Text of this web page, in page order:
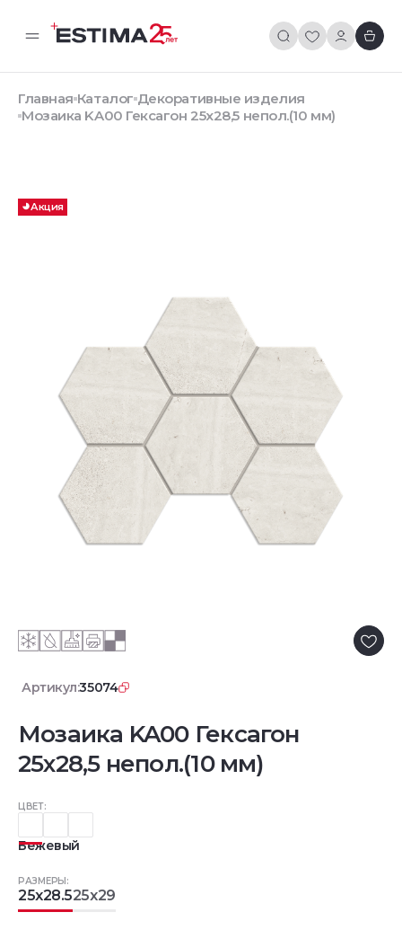
Главная Каталог Декоративные изделия
Мозаика KA00 Гексагон 25x28,5 непол.(10 мм)
Акция
Артикул:35074
Мозаика KA00 Гексагон
25x28,5 непол.(10 мм)
ЦВЕТ:
Бежевый
РАЗМЕРЫ:
25x28.525x29